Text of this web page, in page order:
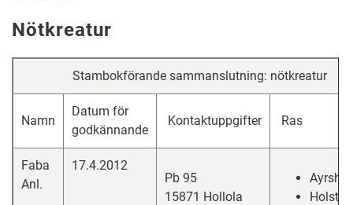
Nötkreatur
Stambokförande sammanslutning: nötkreatur
Namn
Datum för
godkännande
Kontaktuppgifter Ras
Faba
Anl.
17.4.2012
Pb 95
15871 Hollola